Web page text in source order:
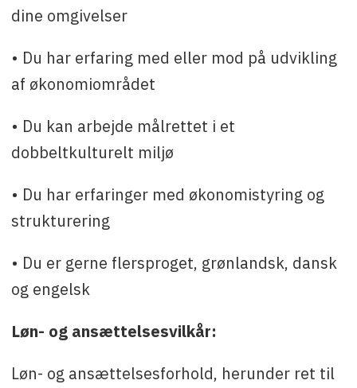
dine omgivelser
• Du har erfaring med eller mod på udvikling
af økonomiområdet
• Du kan arbejde målrettet i et
dobbeltkulturelt miljø
• Du har erfaringer med økonomistyring og
strukturering
• Du er gerne flersproget, grønlandsk, dansk
og engelsk
Løn- og ansættelsesvilkår:
Løn- og ansættelsesforhold, herunder ret til